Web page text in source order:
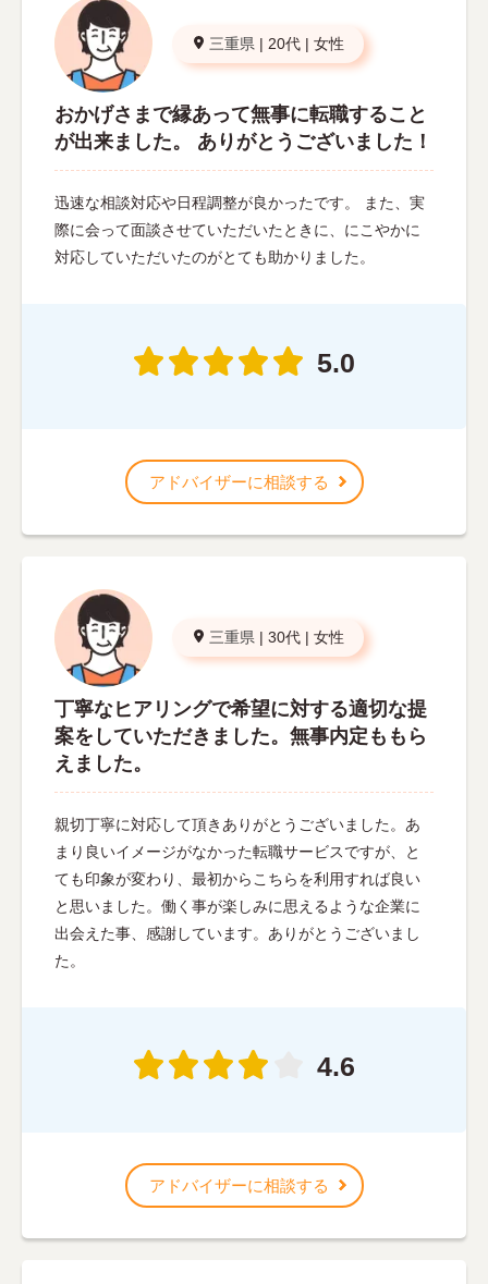
三重県 | 20代 | 女性
おかげさまで縁あって無事に転職すること
が出来ました。 ありがとうございました！
迅速な相談対応や日程調整が良かったです。 また、実
際に会って面談させていただいたときに、にこやかに
対応していただいたのがとても助かりました。
5.0
アドバイザーに相談する
三重県 | 30代 | 女性
丁寧なヒアリングで希望に対する適切な提
案をしていただきました。無事内定ももら
えました。
親切丁寧に対応して頂きありがとうございました。あ
まり良いイメージがなかった転職サービスですが、と
ても印象が変わり、最初からこちらを利用すれば良い
と思いました。働く事が楽しみに思えるような企業に
出会えた事、感謝しています。ありがとうございまし
た。
4.6
アドバイザーに相談する